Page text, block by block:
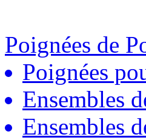
Poignées de
Poignées
Ensembles
Ensembles